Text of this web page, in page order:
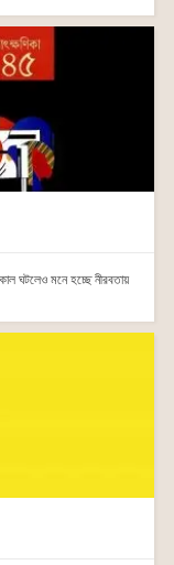
ঘটলেও মনে হচ্ছে নীরবতায়